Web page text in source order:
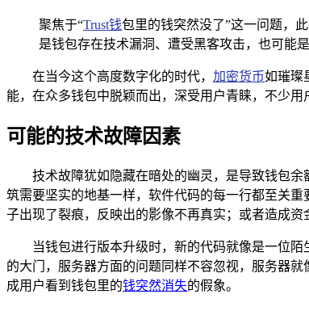
聚焦于“Trust钱包里的钱突然没了”这一问题，
是钱包存在技术漏洞、遭受黑客攻击，也可能
在当今这个高度数字化的时代， 加密货币如璀璨
能，在众多钱包中脱颖而出，深受用户青睐，不少
可能的技术故障因素
技术故障犹如隐藏在暗处的幽灵，是导致钱包
筑需要坚实的地基一样，软件代码的每一行都至关
子出现了裂痕，反映出的影像不再真实；或者造成
当钱包进行版本升级时，新的代码就像是一位
的大门，服务器方面的问题同样不容忽视，服务器
成用户看到钱包里的钱突然消失的假象。